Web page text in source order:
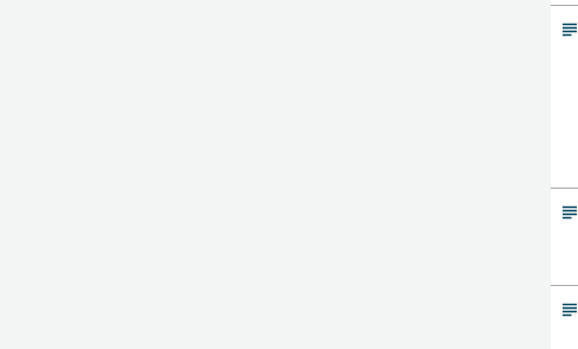
subject
subject
subject